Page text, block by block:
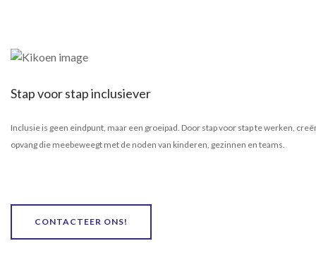
Stap voor stap inclusiever
Inclusie is geen eindpunt, maar een groeipad. Door stap voor stap te werken,
opvang die meebeweegt met de noden van kinderen, gezinnen en teams.
CONTACTEER ONS!